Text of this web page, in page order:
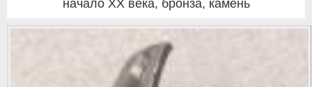
начало ХХ века, бронза, камень